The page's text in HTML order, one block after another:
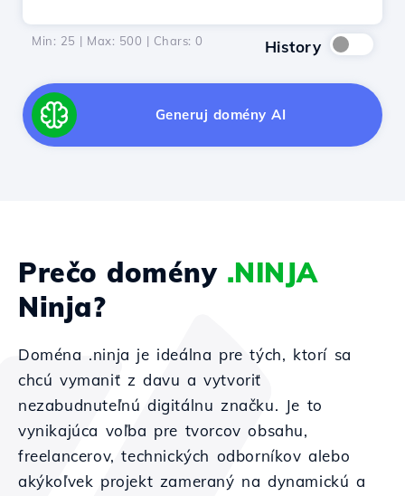
Min: 25 | Max: 500 | Chars: 0 History
Generuj domény AI
Prečo domény .NINJA
Ninja?
Doména .ninja je ideálna pre tých, ktorí sa
chcú vymaniť z davu a vytvoriť
nezabudnuteľnú digitálnu značku. Je to
vynikajúca voľba pre tvorcov obsahu,
freelancerov, technických odborníkov alebo
akýkoľvek projekt zameraný na dynamickú a